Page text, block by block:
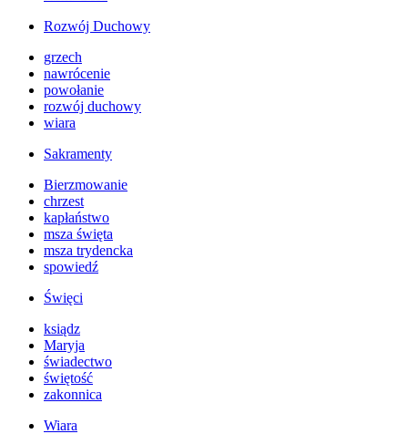
Rozwój Duchowy
grzech
nawrócenie
powołanie
rozwój duchowy
wiara
Sakramenty
Bierzmowanie
chrzest
kapłaństwo
msza święta
msza trydencka
spowiedź
Święci
ksiądz
Maryja
świadectwo
świętość
zakonnica
Wiara